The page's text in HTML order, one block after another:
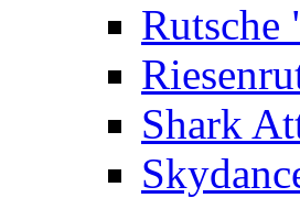
Rutsche
Shark